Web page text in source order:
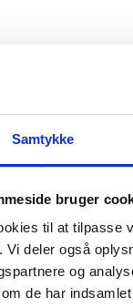
Samtykke
bruger
til at tilpasse
Vi deler også
og
de har